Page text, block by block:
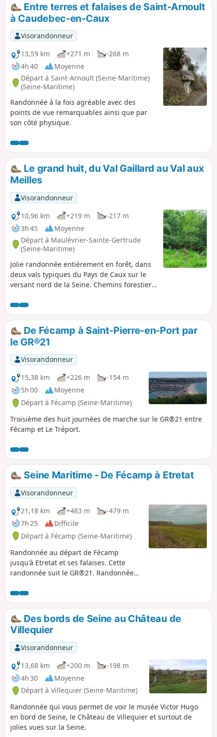
Entre terres et falaises de Saint-Arnoult
à Caudebec-en-Caux
Visorandonneur
13,59 km
+271 m
-268 m
4h 40
Moyenne
Départ à Saint-Arnoult (Seine-Maritime)
(Seine-Maritime)
Randonnée à la fois agréable avec des
points de vue remarquables ainsi que par
son côté physique.
Le grand huit, du Val Gaillard au Val aux
Meilles
Visorandonneur
10,96 km
+219 m
-217 m
3h 45
Moyenne
Départ à Maulévrier-Sainte-Gertrude
(Seine-Maritime)
Jolie randonnée entièrement en forêt, dans
deux vals typiques du Pays de Caux sur le
versant nord de la Seine. Chemins forestiers
macadam, ni de villages (sauf au départ),
beaux spécimens d'arbres locaux, le chêne
de Saint-Pierre, malgré sa cime éclatée a un
fût magnifique et il n'est pas le seul dans ces
bois....
De Fécamp à Saint-Pierre-en-Port par
le GR®21
Visorandonneur
15,38 km
+226 m
-154 m
5h 00
Moyenne
Départ à Fécamp (Seine-Maritime)
Troisième des huit journées de marche sur le GR®21 entre
Fécamp et Le Tréport.
Seine Maritime - De Fécamp à Etretat
Visorandonneur
21,18 km
+483 m
-479 m
7h 25
Difficile
Départ à Fécamp (Seine-Maritime)
Randonnée au départ de Fécamp
jusqu'à Etretat et ses falaises. Cette
randonnée suit le GR®21. Randonnée
déroule sur du plat pour la très grande
majorité du parcours et traverse de
nombreux champs, le marquage n'est
donc pas forcément indiqué mais il
suffit de bien se repérer et de suivre le
marquage rouge et blanc. Le dénivelé
est tout de même important dû aux
"valleuses" ces accès naturels à la mer
dans ce paysage de falaise.
Des bords de Seine au Château de
Villequier
Visorandonneur
13,68 km
+200 m
-198 m
4h 30
Moyenne
Départ à Villequier (Seine-Maritime)
Randonnée qui vous permet de voir le musée Victor Hugo
en bord de Seine, le Château de Villequier et surtout de
jolies vues sur la Seine.